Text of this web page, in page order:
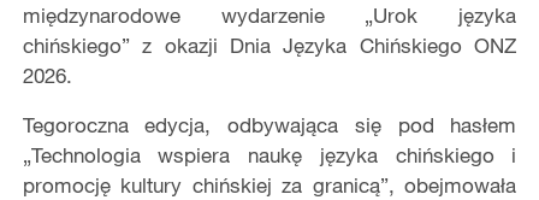
międzynarodowe wydarzenie „Urok języka
chińskiego” z okazji Dnia Języka Chińskiego ONZ
2026.
Tegoroczna edycja, odbywająca się pod hasłem
„Technologia wspiera naukę języka chińskiego i
promocję kultury chińskiej za granicą”, obejmowała